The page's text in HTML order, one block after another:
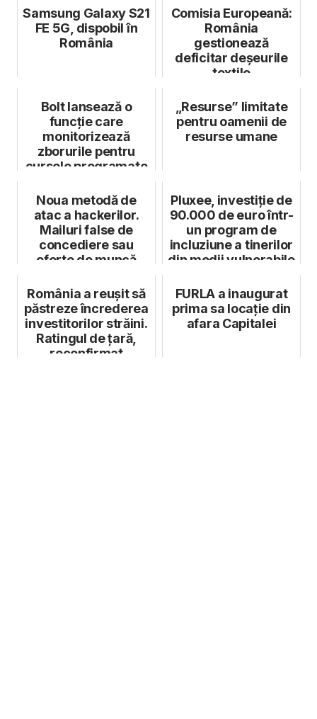
să...
Samsung Galaxy S21
FE 5G, dispobil în
România
Comisia Europeană:
România
gestionează
deficitar deșeurile
textile
Bolt lansează o
funcție care
monitorizează
zborurile pentru
cursele programate
„Resurse” limitate
pentru oamenii de
resurse umane
Noua metodă de
atac a hackerilor.
Mailuri false de
concediere sau
oferte de muncă
Pluxee, investiție de
90.000 de euro într-
un program de
incluziune a tinerilor
din medii vulnerabile
România a reușit să
păstreze încrederea
investitorilor străini.
Ratingul de țară,
reconfirmat
FURLA a inaugurat
prima sa locație din
afara Capitalei